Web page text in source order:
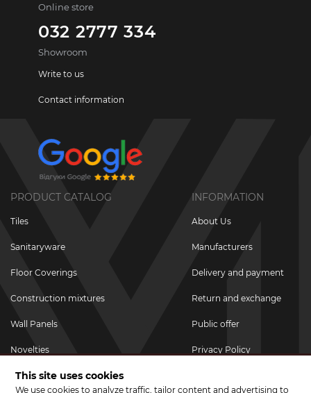
Online store
032 2777 334
Showroom
Write to us
Contact information
PRODUCT CATALOG
Tiles
Sanitaryware
Floor Coverings
Construction mixtures
Wall Panels
Novelties
Promotional goods
INFORMATION
About Us
Manufacturers
Delivery and payment
Return and exchange
Public offer
Privacy Policy
This site uses cookies
We use cookies to analyze traffic, tailor content and advertising to